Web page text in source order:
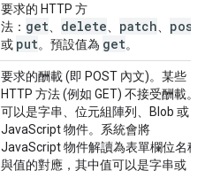
要求的 HTTP 方
法： get delete patch post
或 put。預設值為 get。
要求的酬載 (即 POST 內文)。某些
HTTP 方法 (例如 GET) 不接受酬載。
可以是字串、位元組陣列、Blob 或
JavaScript 物件。系統會將
JavaScript 物件解讀為表單欄位名稱
與值的對應，其中值可以是字串或